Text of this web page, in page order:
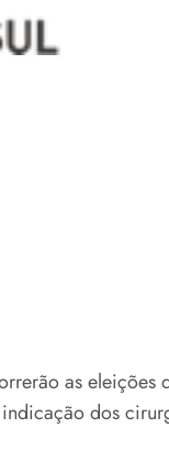
as eleições
dos